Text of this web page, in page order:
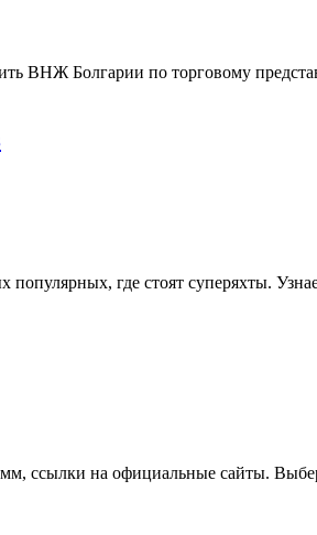
ВНЖ Болгарии по торговому
где стоят суперяхты.
ссылки на официальные сайты.